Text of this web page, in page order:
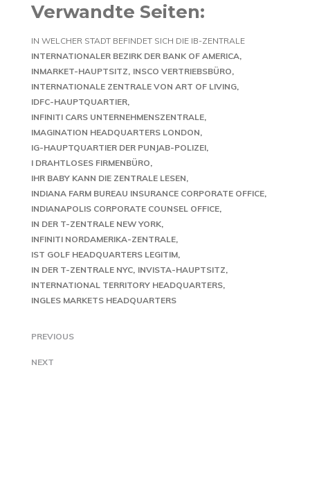
Verwandte Seiten:
IN WELCHER STADT BEFINDET SICH DIE IB-ZENTRALE
INTERNATIONALER BEZIRK DER BANK OF AMERICA
INMARKET-HAUPTSITZ INSCO VERTRIEBSBÜRO
INTERNATIONALE ZENTRALE VON ART OF LIVING
IDFC-HAUPTQUARTIER
INFINITI CARS UNTERNEHMENSZENTRALE
IMAGINATION HEADQUARTERS LONDON
IG-HAUPTQUARTIER DER PUNJAB-POLIZEI
I DRAHTLOSES FIRMENBÜRO
IHR BABY KANN DIE ZENTRALE LESEN
INDIANA FARM BUREAU INSURANCE CORPORATE OFFICE
INDIANAPOLIS CORPORATE COUNSEL OFFICE
IN DER T-ZENTRALE NEW YORK
INFINITI NORDAMERIKA-ZENTRALE
IST GOLF HEADQUARTERS LEGITIM
IN DER T-ZENTRALE NYC INVISTA-HAUPTSITZ
INTERNATIONAL TERRITORY HEADQUARTERS
INGLES MARKETS HEADQUARTERS
PREVIOUS
NEXT